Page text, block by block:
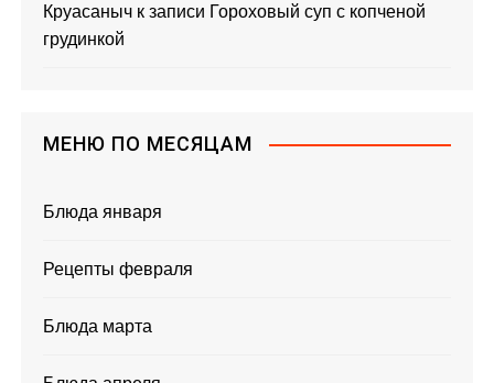
Круасаныч к записи Гороховый суп с копченой
грудинкой
МЕНЮ ПО МЕСЯЦАМ
Блюда января
Рецепты февраля
Блюда марта